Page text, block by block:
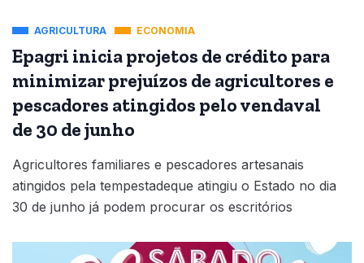
AGRICULTURA ECONOMIA
Epagri inicia projetos de crédito para
minimizar prejuízos de agricultores e
pescadores atingidos pelo vendaval
de 30 de junho
Agricultores familiares e pescadores artesanais
atingidos pela tempestadeque atingiu o Estado no dia
30 de junho já podem procurar os escritórios